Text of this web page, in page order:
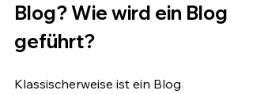
Blog? Wie wird ein Blog
geführt?
Klassischerweise ist ein Blog